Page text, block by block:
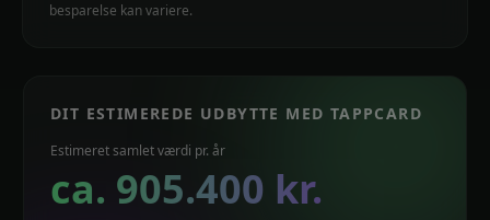
besparelse kan variere.
DIT ESTIMEREDE UDBYTTE MED TAPPCARD
Estimeret samlet værdi pr. år
ca. 905.400 kr.